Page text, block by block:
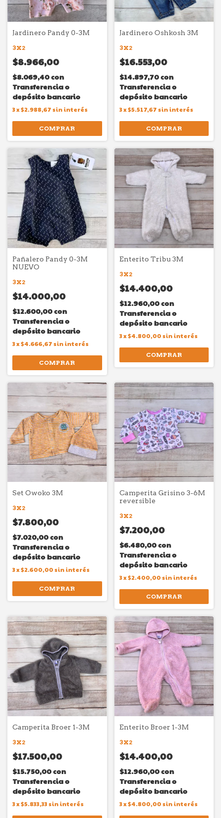
Jardinero Pandy 0-3M
3X2
$8.966,00
$8.069,40con
Transferencia o
depósito bancario
3x$2.988,67 sin interés
COMPRAR
Jardinero Oshkosh 3M
3X2
$16.553,00
$14.897,70con
Transferencia o
depósito bancario
3x$5.517,67 sin interés
COMPRAR
Pañalero Pandy 0-3M
NUEVO
3X2
$14.000,00
$12.600,00con
Transferencia o
depósito bancario
3x$4.666,67 sin interés
COMPRAR
Enterito Tribu 3M
3X2
$14.400,00
$12.960,00con
Transferencia o
depósito bancario
3x$4.800,00 sin interés
COMPRAR
Set Owoko 3M
3X2
$7.800,00
$7.020,00con
Transferencia o
depósito bancario
3x$2.600,00sin interés
COMPRAR
Camperita Grisino 3-6M
reversible
3X2
$7.200,00
$6.480,00con
Transferencia o
depósito bancario
3x$2.400,00 sin interés
COMPRAR
Camperita Broer 1-3M
3X2
$17.500,00
$15.750,00con
Transferencia o
depósito bancario
3x$5.833,33sin interés
Enterito Broer 1-3M
3X2
$14.400,00
$12.960,00con
Transferencia o
depósito bancario
3x$4.800,00 sin interés